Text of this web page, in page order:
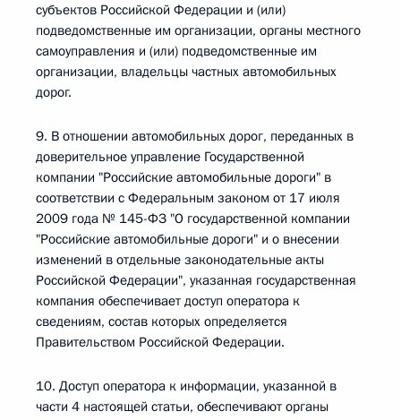
субъектов Российской Федерации и (или)
подведомственные им организации, органы местного
самоуправления и (или) подведомственные им
организации, владельцы частных автомобильных
дорог.
9. В отношении автомобильных дорог, переданных в
доверительное управление Государственной
компании "Российские автомобильные дороги" в
соответствии с Федеральным законом от 17 июля
2009 года № 145-ФЗ "О государственной компании
"Российские автомобильные дороги" и о внесении
изменений в отдельные законодательные акты
Российской Федерации", указанная государственная
компания обеспечивает доступ оператора к
сведениям, состав которых определяется
Правительством Российской Федерации.
10. Доступ оператора к информации, указанной в
части 4 настоящей статьи, обеспечивают органы